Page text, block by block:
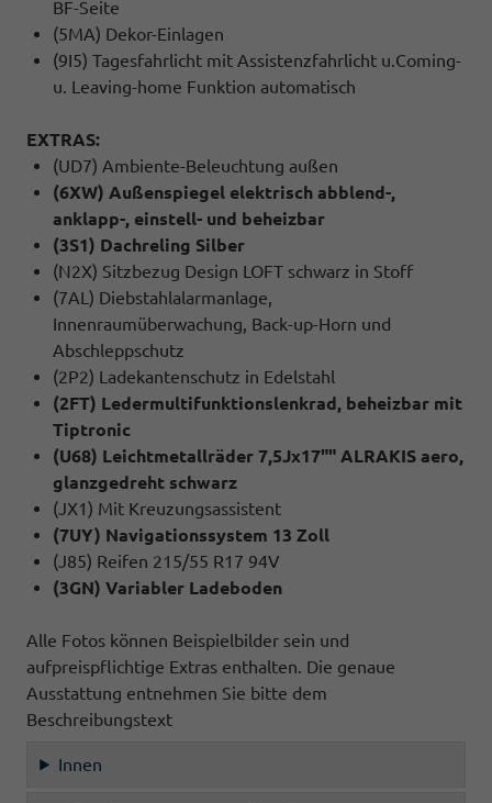
BF-Seite
(5MA) Dekor-Einlagen
(9I5) Tagesfahrlicht mit Assistenzfahrlicht u.Coming-
u. Leaving-home Funktion automatisch
EXTRAS:
(UD7) Ambiente-Beleuchtung außen
(6XW) Außenspiegel elektrisch abblend-,
anklapp-, einstell- und beheizbar
(3S1) Dachreling Silber
(N2X) Sitzbezug Design LOFT schwarz in Stoff
(7AL) Diebstahlalarmanlage,
Innenraumüberwachung, Back-up-Horn und
Abschleppschutz
(2P2) Ladekantenschutz in Edelstahl
(2FT) Ledermultifunktionslenkrad, beheizbar mit
Tiptronic
(U68) Leichtmetallräder 7,5Jx17"" ALRAKIS aero,
glanzgedreht schwarz
(JX1) Mit Kreuzungsassistent
(7UY) Navigationssystem 13 Zoll
(J85) Reifen 215/55 R17 94V
(3GN) Variabler Ladeboden
Alle Fotos können Beispielbilder sein und
aufpreispflichtige Extras enthalten. Die genaue
Ausstattung entnehmen Sie bitte dem
Beschreibungstext
Innen